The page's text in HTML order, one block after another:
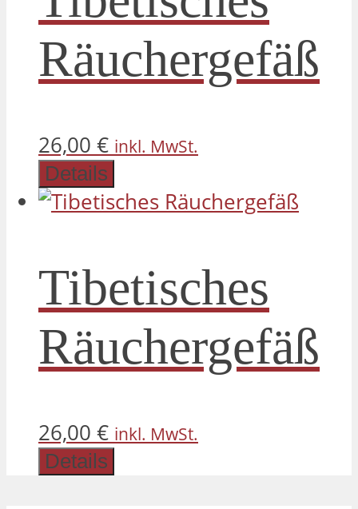
Räuchergefäß
26,00 € inkl. MwSt.
Details
Tibetisches
Räuchergefäß
26,00 € inkl. MwSt.
Details